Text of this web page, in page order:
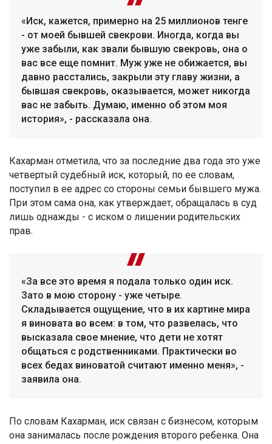
«Иск, кажется, примерно на 25 миллионов тенге
- от моей бывшей свекрови. Иногда, когда вы
уже забыли, как звали бывшую свекровь, она о
вас все еще помнит. Муж уже не обижается, вы
давно расстались, закрыли эту главу жизни, а
бывшая свекровь, оказывается, может никогда
вас не забыть. Думаю, именно об этом моя
история», - рассказала она.
Кахарман отметила, что за последние два года это уже
четвертый судебный иск, который, по ее словам,
поступил в ее адрес со стороны семьи бывшего мужа.
При этом сама она, как утверждает, обращалась в суд
лишь однажды - с иском о лишении родительских
прав.
«За все это время я подала только один иск.
Зато в мою сторону - уже четыре.
Складывается ощущение, что в их картине мира
я виновата во всем: в том, что развелась, что
высказала свое мнение, что дети не хотят
общаться с родственниками. Практически во
всех бедах виноватой считают именно меня», -
заявила она.
По словам Кахарман, иск связан с бизнесом, которым
она занималась после рождения второго ребенка. Она